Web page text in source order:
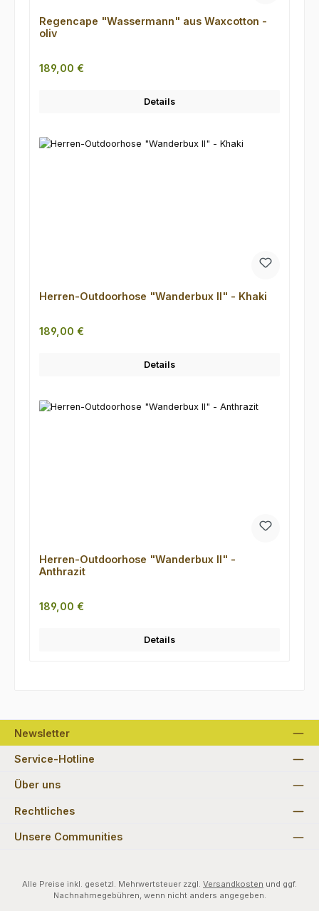
Regencape "Wassermann" aus Waxcotton -
oliv
Regulärer Preis:
189,00 €
Details
Herren-Outdoorhose "Wanderbux II" - Khaki
Regulärer Preis:
189,00 €
Details
Herren-Outdoorhose "Wanderbux II" -
Anthrazit
Regulärer Preis:
189,00 €
Details
Newsletter
Service-Hotline
Über uns
Rechtliches
Unsere Communities
Alle Preise inkl. gesetzl. Mehrwertsteuer zzgl. Versandkosten und ggf.
Nachnahmegebühren, wenn nicht anders angegeben.